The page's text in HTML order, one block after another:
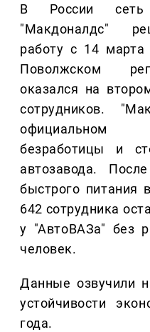
В России сеть
"Макдоналдс"
работу с 14
Поволжском
оказался на
сотрудников.
официальном
безработицы и
автозавода.
быстрого питания
642 сотрудника
у "АвтоВАЗа" без
человек.
Данные озвучили
устойчивости
года.